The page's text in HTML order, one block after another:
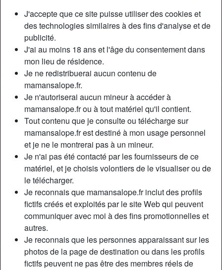
J'accepte que ce site puisse utiliser des cookies et
des technologies similaires à des fins d'analyse et de
publicité.
J'ai au moins 18 ans et l'âge du consentement dans
mon lieu de résidence.
Je ne redistribuerai aucun contenu de
mamansalope.fr.
Je n'autoriserai aucun mineur à accéder à
mamansalope.fr ou à tout matériel qu'il contient.
Tout contenu que je consulte ou télécharge sur
mamansalope.fr est destiné à mon usage personnel
et je ne le montrerai pas à un mineur.
Je n'ai pas été contacté par les fournisseurs de ce
matériel, et je choisis volontiers de le visualiser ou de
le télécharger.
Je reconnais que mamansalope.fr inclut des profils
fictifs créés et exploités par le site Web qui peuvent
communiquer avec moi à des fins promotionnelles et
autres.
Je reconnais que les personnes apparaissant sur les
photos de la page de destination ou dans les profils
fictifs peuvent ne pas être des membres réels de
Nickname:
NinaGotU
Âge:
57
Pays:
France
Département:
Côtes-d'Armor
Sexe:
Femme
Sexualité:
Hétéro
Relation:
Couleur des cheveux:
Blonde
Couleur des yeux:
Brun
Poids:
61 Kg
Fumeur(euse):
Description